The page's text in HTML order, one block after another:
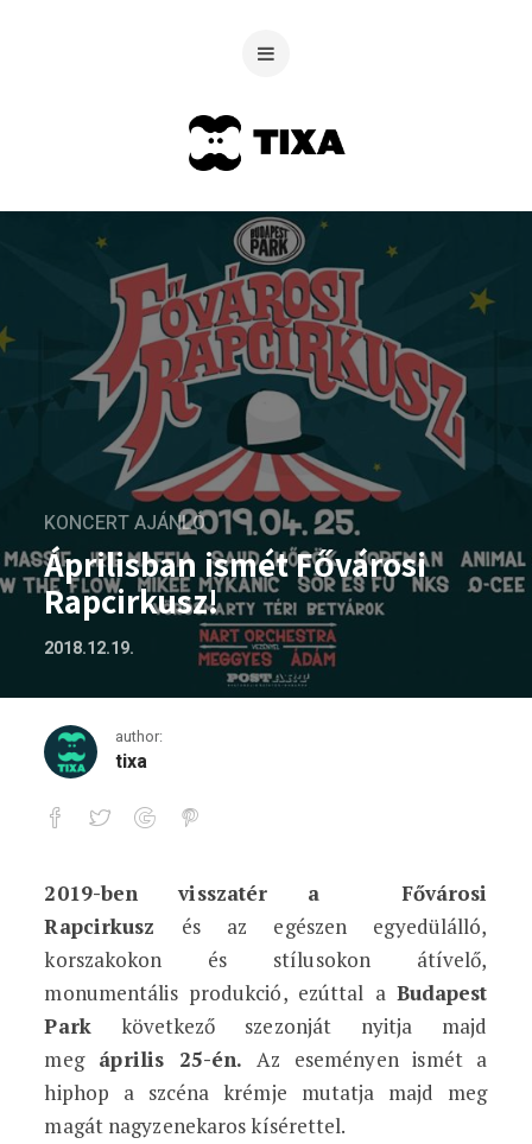
KONCERT AJÁNLÓ
Áprilisban ismét Fővárosi
Rapcirkusz!
2018.12.19.
author:
tixa
Áprilisban ismét Fővárosi Rapcirkusz!
2019-ben visszatér a Fővárosi
Rapcirkusz és az egészen egyedülálló,
korszakokon és stílusokon átívelő,
monumentális produkció, ezúttal a Budapest
Parkkövetkező szezonját nyitja majd
megáprilis 25-én. Az eseményen ismét a
hiphop a szcéna krémje mutatja majd meg
magát nagyzenekaros kísérettel.